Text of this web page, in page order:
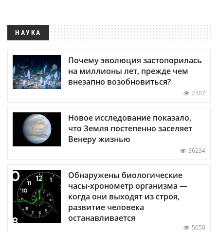
НАУКА
Почему эволюция застопорилась
на миллионы лет, прежде чем
внезапно возобновиться?
2307
Новое исследование показало,
что Земля постепенно заселяет
Венеру жизнью
36234
Обнаружены биологические
часы-хронометр организма —
когда они выходят из строя,
развитие человека
останавливается
5050